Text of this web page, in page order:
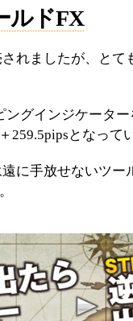
ルドFX
れましたが、と
ングインジケータ
259.5pipsとなって
遠に手放せないツ